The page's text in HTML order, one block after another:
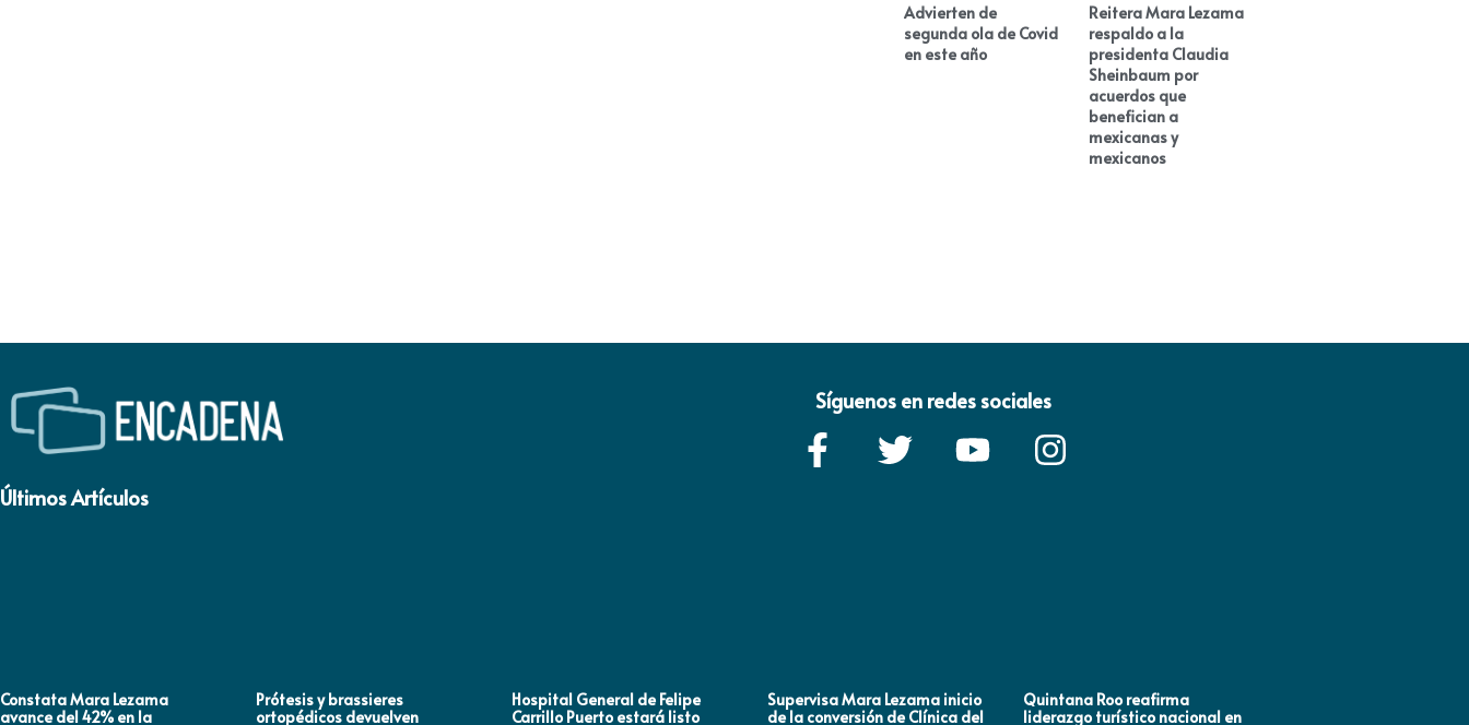
Advierten de
segunda ola de Covid
en este año
Reitera Mara Lezama
respaldo a la
presidenta Claudia
Sheinbaum por
acuerdos que
benefician a
mexicanas y
mexicanos
Síguenos en redes sociales
Últimos Artículos
Constata Mara Lezama
avance del 42% en la
Prótesis y brassieres
ortopédicos devuelven
Hospital General de Felipe
Carrillo Puerto estará listo
Supervisa Mara Lezama inicio
de la conversión de Clínica del
Quintana Roo reafirma
liderazgo turístico nacional en